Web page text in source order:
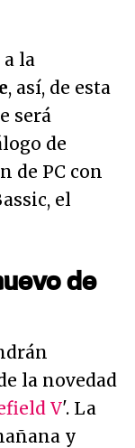
la
, así, de esta
será
de
de PC con
el
de
la novedad
V'. La
y